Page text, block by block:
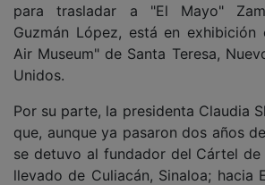
para trasladar a "El Mayo"
Guzmán López, está en exhibición
Air Museum" de Santa Teresa,
Unidos.
Por su parte, la presidenta Claudia
que, aunque ya pasaron dos años
se detuvo al fundador del Cártel de
llevado de Culiacán, Sinaloa; hacia